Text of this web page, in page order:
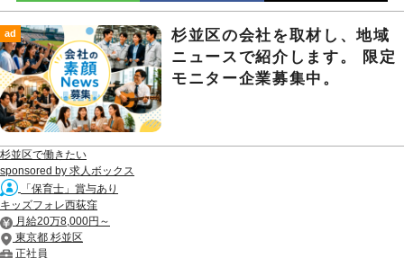
ad
杉並区の会社を取材し、地域
ニュースで紹介します。 限定
モニター企業募集中。
杉並区で働きたい
sponsored by 求人ボックス
「保育士」賞与あり
キッズフォレ西荻窪
月給20万8,000円～
東京都 杉並区
正社員